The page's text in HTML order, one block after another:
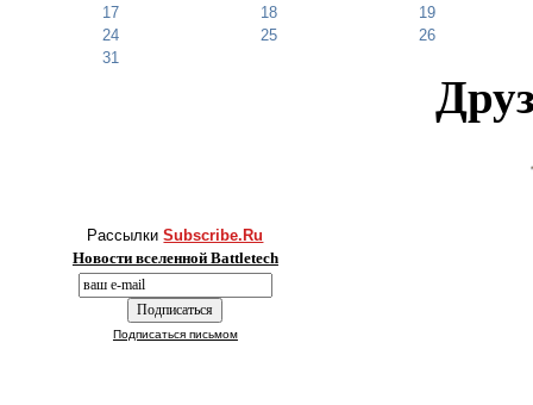
17
18
19
24
25
26
31
РассылкиSubscribe.Ru
Новости вселенной Battletech
Подписаться письмом